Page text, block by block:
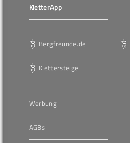
KletterApp
Bergfreunde.de
Klettersteige
Werbung
AGBs